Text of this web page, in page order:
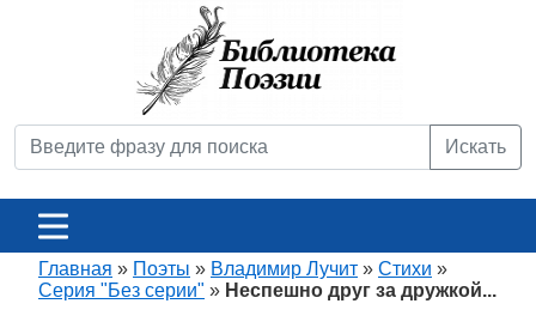
Искать
Главная » Поэты » Владимир Лучит » Стихи »
Серия "Без серии" » Неспешно друг за дружкой...